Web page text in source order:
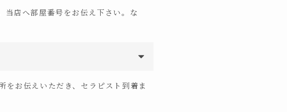
当店へ部屋番号をお伝え下さい。な
をお伝えいただき、セラピスト到着ま